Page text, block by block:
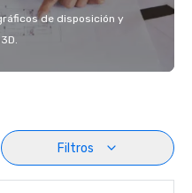
de disposición y
Filtros